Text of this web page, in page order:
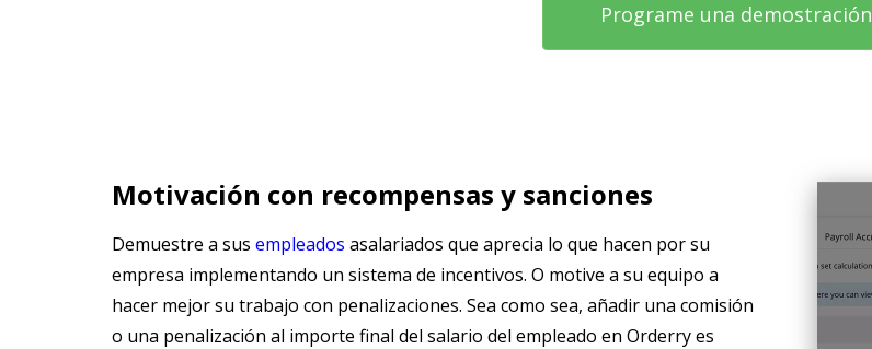
Programe una demostración
Motivación con recompensas y sanciones
Demuestre a sus empleados asalariados que aprecia lo que hacen por su
empresa implementando un sistema de incentivos. O motive a su equipo a
hacer mejor su trabajo con penalizaciones. Sea como sea, añadir una comisión
o una penalización al importe final del salario del empleado en Orderry es